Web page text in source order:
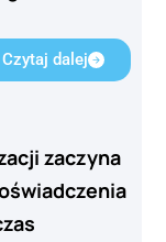
Czytaj dalej
zaczyna